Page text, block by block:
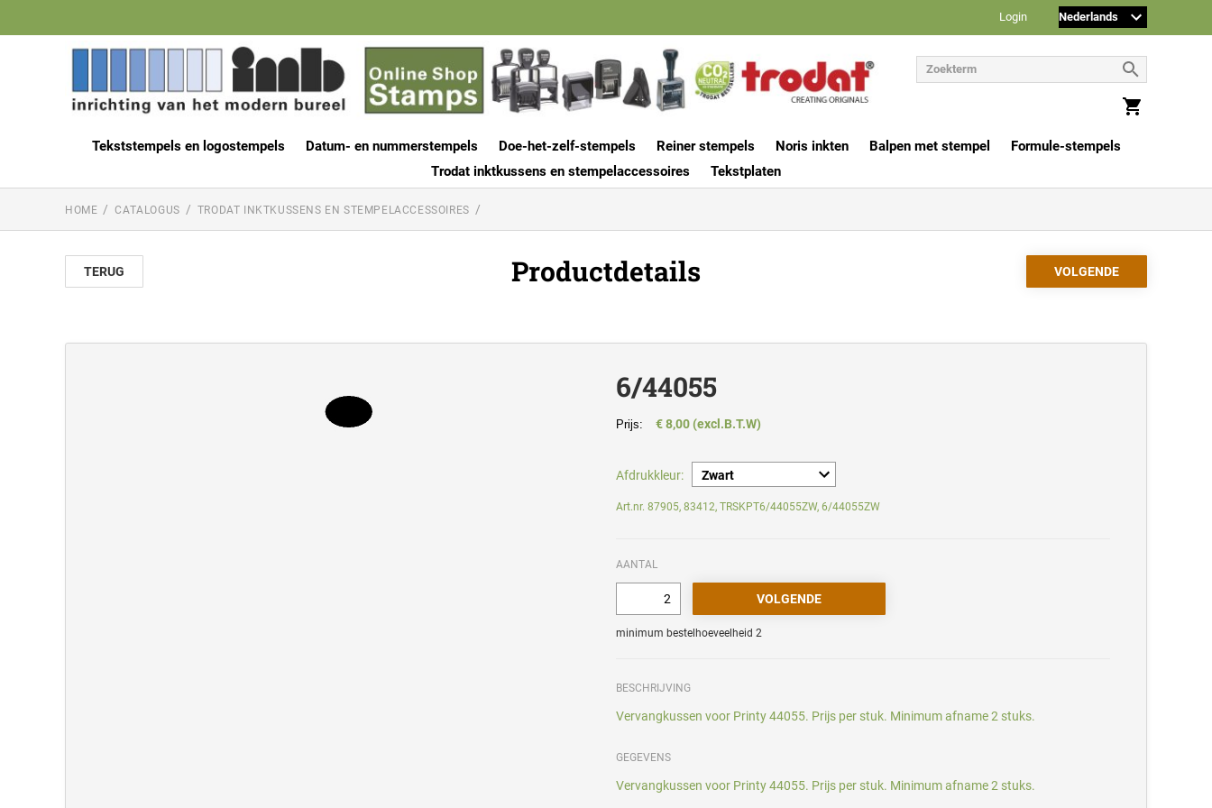
Login
Tekststempels en logostempels Datum- en nummerstempels Doe-het-zelf-stempels Reiner stempels Noris inkten Balpen met stempel
Formule-stempels
Trodat inktkussens en stempelaccessoires
Tekstplaten
HOME CATALOGUS TRODAT INKTKUSSENS EN STEMPELACCESSOIRES
TERUG Productdetails
6/44055
Prijs: € 8,00 (excl.B.T.W)
Afdrukkleur:
Art.nr. 87905, 83412, TRSKPT6/44055ZW, 6/44055ZW
AANTAL
minimum bestelhoeveelheid 2
BESCHRIJVING
Vervangkussen voor Printy 44055. Prijs per stuk. Minimum afname 2 stuks.
GEGEVENS
Vervangkussen voor Printy 44055. Prijs per stuk. Minimum afname 2 stuks.